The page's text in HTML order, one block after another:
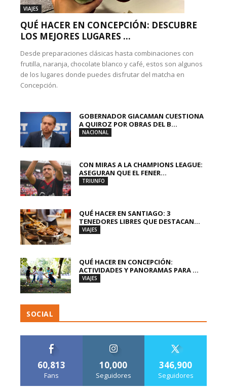
VIAJES
QUÉ HACER EN CONCEPCIÓN: DESCUBRE
LOS MEJORES LUGARES ...
Desde preparaciones clásicas hasta combinaciones con
frutilla, naranja, chocolate blanco y café, estos son algunos
de los lugares donde puedes disfrutar del matcha en
Concepción.
GOBERNADOR GIACAMAN CUESTIONA
A QUIROZ POR OBRAS DEL B...
NACIONAL
CON MIRAS A LA CHAMPIONS LEAGUE:
ASEGURAN QUE EL FENER...
TRIUNFO
QUÉ HACER EN SANTIAGO: 3
TENEDORES LIBRES QUE DESTACAN...
VIAJES
QUÉ HACER EN CONCEPCIÓN:
ACTIVIDADES Y PANORAMAS PARA ...
VIAJES
SOCIAL
60,813
Fans
10,000
Seguidores
346,900
Seguidores